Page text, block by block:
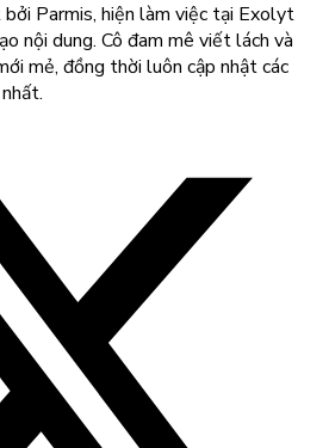
Parmis, hiện làm việc tại Exolyt
nội dung. Cô đam mê viết lách và
mẻ, đồng thời luôn cập nhật các